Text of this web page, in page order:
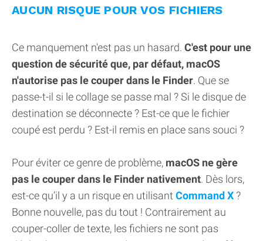
AUCUN RISQUE POUR VOS FICHIERS
Ce manquement n'est pas un hasard. C'est pour une
question de sécurité que, par défaut, macOS
n'autorise pas le couper dans le Finder. Que se
passe-t-il si le collage se passe mal ? Si le disque de
destination se déconnecte ? Est-ce que le fichier
coupé est perdu ? Est-il remis en place sans souci ?
Pour éviter ce genre de problème, macOS ne gère
pas le couper dans le Finder nativement. Dès lors,
est-ce qu’il y a un risque en utilisant Command X?
Bonne nouvelle, pas du tout ! Contrairement au
couper-coller de texte, les fichiers ne sont pas